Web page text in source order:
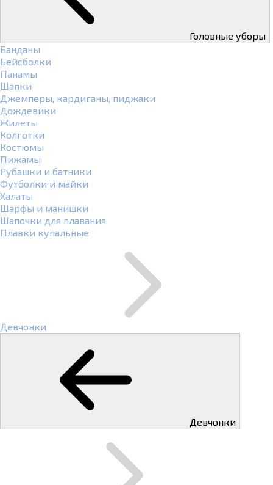
Головные уборы
Банданы
Бейсболки
Панамы
Шапки
Джемперы, кардиганы, пиджаки
Дождевики
Жилеты
Колготки
Костюмы
Пижамы
Рубашки и батники
Футболки и майки
Халаты
Шарфы и манишки
Шапочки для плавания
Плавки купальные
Девчонки
Девчонки